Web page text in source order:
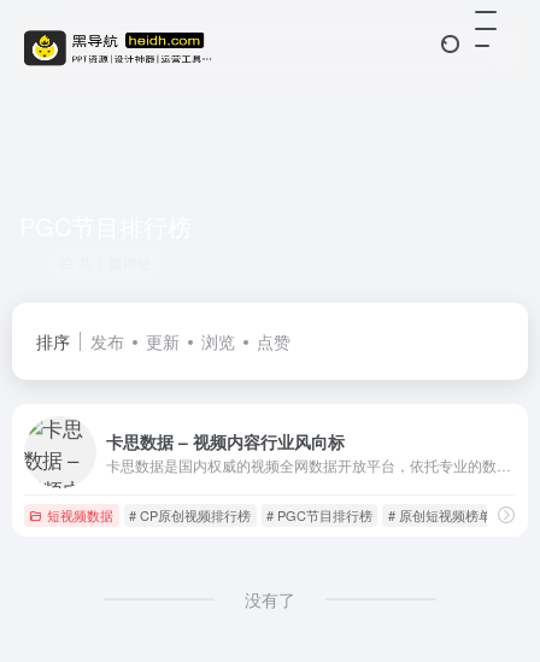
排序 发布 更新 浏览 点赞
卡思数据 – 视频内容行业风向标
短视频数据 # CP原创视频排行榜 # PGC节目排行榜 # 原创短视频榜单
没有了